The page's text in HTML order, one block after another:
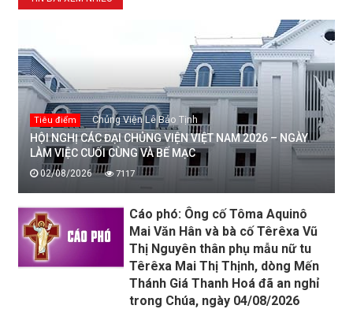
Tiêu điểm Chủng Viện Lê Bảo Tịnh
HỘI NGHỊ CÁC ĐẠI CHỦNG VIỆN VIỆT NAM 2026 – NGÀY
LÀM VIỆC CUỐI CÙNG VÀ BẾ MẠC
02/08/2026 7117
Cáo phó: Ông cố Tôma Aquinô
Mai Văn Hân và bà cố Têrêxa Vũ
Thị Nguyên thân phụ mẫu nữ tu
Têrêxa Mai Thị Thịnh, dòng Mến
Thánh Giá Thanh Hoá đã an nghỉ
trong Chúa, ngày 04/08/2026